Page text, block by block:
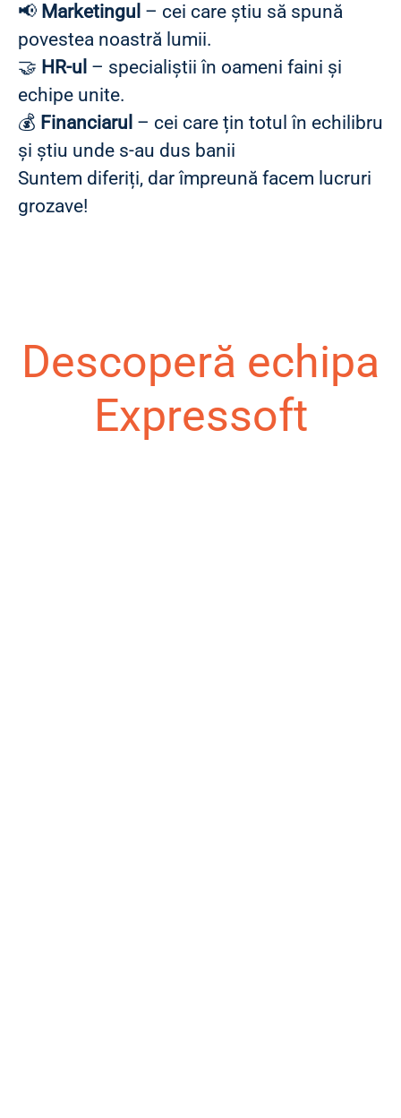
📢 Marketingul – cei care știu să spună
povestea noastră lumii.
🤝 HR-ul – specialiștii în oameni faini și
echipe unite.
💰 Financiarul – cei care țin totul în echilibru
și știu unde s-au dus banii
Suntem diferiți, dar împreună facem lucruri
grozave!
Descoperă echipa
Expressoft